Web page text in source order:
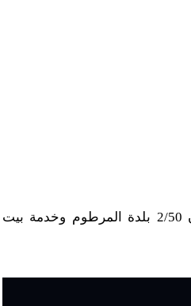
1) انظر: تاريخ دمشق، ابن عساكر 11/67 وزاد ياقوت الحموي في معجم البلدان 2/50 بلدة المرطوم وخدمة بيت